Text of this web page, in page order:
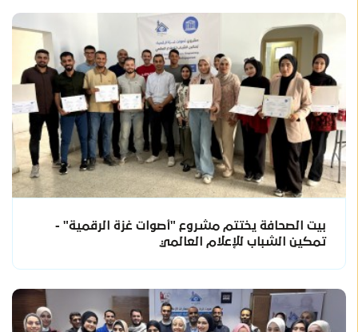
بيت الصحافة يختتم مشروع "أصوات غزة الرقمية" -
تمكين الشباب للإعلام العالمي